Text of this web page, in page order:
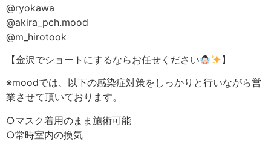
@ryokawa
@akira_pch.mood
@m_hirotook
【金沢でショートにするならお任せください
】
※moodでは、以下の感染症対策をしっかりと行いながら営
業させて頂いております。
○マスク着用のまま施術可能
○常時室内の換気